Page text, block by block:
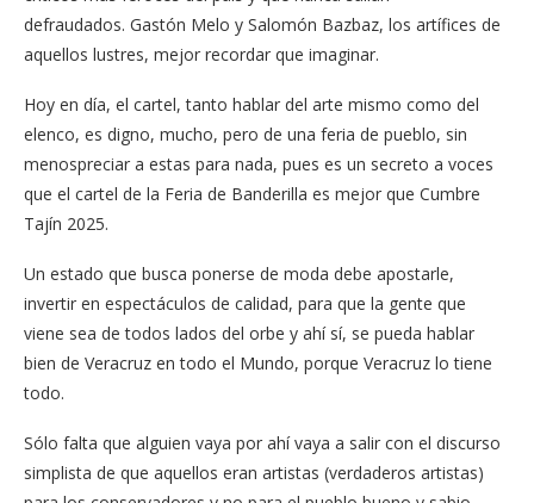
defraudados. Gastón Melo y Salomón Bazbaz, los artífices de
aquellos lustres, mejor recordar que imaginar.
Hoy en día, el cartel, tanto hablar del arte mismo como del
elenco, es digno, mucho, pero de una feria de pueblo, sin
menospreciar a estas para nada, pues es un secreto a voces
que el cartel de la Feria de Banderilla es mejor que Cumbre
Tajín 2025.
Un estado que busca ponerse de moda debe apostarle,
invertir en espectáculos de calidad, para que la gente que
viene sea de todos lados del orbe y ahí sí, se pueda hablar
bien de Veracruz en todo el Mundo, porque Veracruz lo tiene
todo.
Sólo falta que alguien vaya por ahí vaya a salir con el discurso
simplista de que aquellos eran artistas (verdaderos artistas)